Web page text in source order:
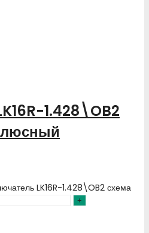
1.428\OB2
LK16R-1.428\OB2 схема